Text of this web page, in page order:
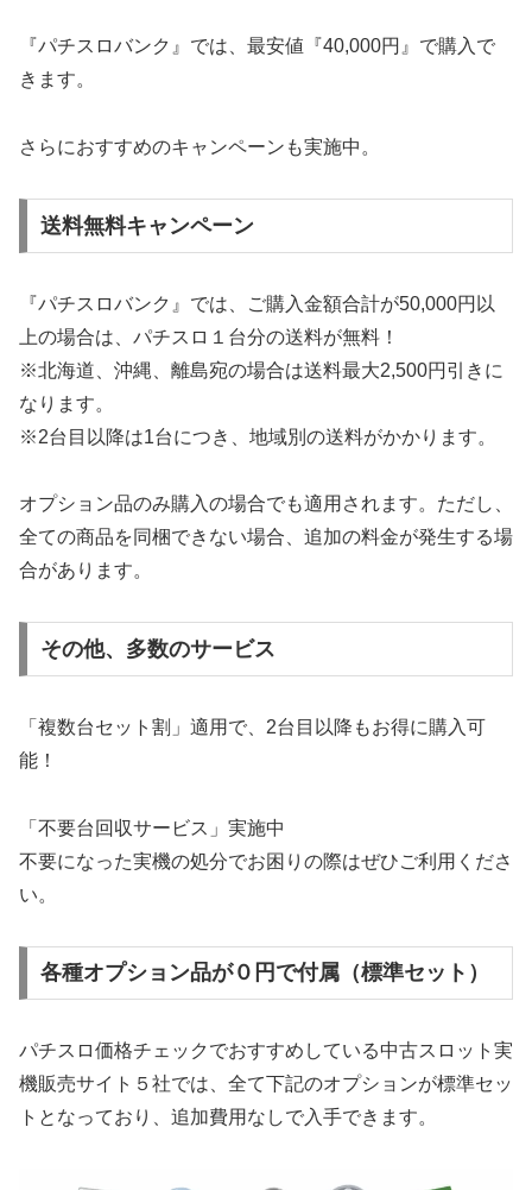
『パチスロバンク』では、最安値『40,000円』で購入で
きます。
さらにおすすめのキャンペーンも実施中。
送料無料キャンペーン
『パチスロバンク』では、ご購入金額合計が50,000円以
上の場合は、パチスロ１台分の送料が無料！
※北海道、沖縄、離島宛の場合は送料最大2,500円引きに
なります。
※2台目以降は1台につき、地域別の送料がかかります。
オプション品のみ購入の場合でも適用されます。ただし、
全ての商品を同梱できない場合、追加の料金が発生する場
合があります。
その他、多数のサービス
「複数台セット割」適用で、2台目以降もお得に購入可
能！
「不要台回収サービス」実施中
不要になった実機の処分でお困りの際はぜひご利用くださ
い。
各種オプション品が０円で付属（標準セット）
パチスロ価格チェックでおすすめしている中古スロット実
機販売サイト５社では、全て下記のオプションが標準セッ
トとなっており、追加費用なしで入手できます。